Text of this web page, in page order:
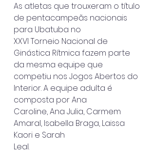
As atletas que trouxeram o título
de pentacampeãs nacionais
para Ubatuba no
XXVI Torneio Nacional de
Ginástica Rítmica fazem parte
da mesma equipe que
competiu nos Jogos Abertos do
Interior. A equipe adulta é
composta por Ana
Caroline, Ana Julia, Carmem
Amaral, Isabella Braga, Laissa
Kaori e Sarah
Leal.